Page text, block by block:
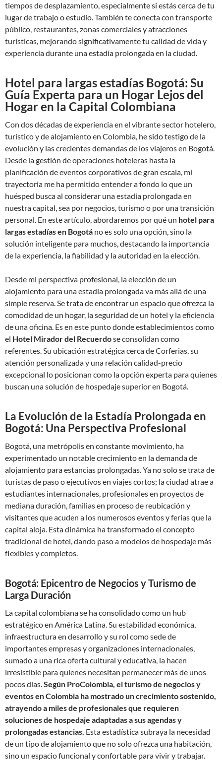
tiempos de desplazamiento, especialmente si estás cerca de tu
lugar de trabajo o estudio. También te conecta con transporte
público, restaurantes, zonas comerciales y atracciones
turísticas, mejorando significativamente tu calidad de vida y
experiencia durante una estadía prolongada en la ciudad.
Hotel para largas estadías Bogotá: Su
Guía Experta para un Hogar Lejos del
Hogar en la Capital Colombiana
Con dos décadas de experiencia en el vibrante sector hotelero,
turístico y de alojamiento en Colombia, he sido testigo de la
evolución y las crecientes demandas de los viajeros en Bogotá.
Desde la gestión de operaciones hoteleras hasta la
planificación de eventos corporativos de gran escala, mi
trayectoria me ha permitido entender a fondo lo que un
huésped busca al considerar una estadía prolongada en
nuestra capital, sea por negocios, turismo o por una transición
personal. En este artículo, abordaremos por qué un hotel para
largas estadías en Bogotá no es solo una opción, sino la
solución inteligente para muchos, destacando la importancia
de la experiencia, la fiabilidad y la autoridad en la elección.
Desde mi perspectiva profesional, la elección de un
alojamiento para una estadía prolongada va más allá de una
simple reserva. Se trata de encontrar un espacio que ofrezca la
comodidad de un hogar, la seguridad de un hotel y la eficiencia
de una oficina. Es en este punto donde establecimientos como
el Hotel Mirador del Recuerdose consolidan como
referentes. Su ubicación estratégica cerca de Corferias, su
atención personalizada y una relación calidad-precio
excepcional lo posicionan como la opción experta para quienes
buscan una solución de hospedaje superior en Bogotá.
La Evolución de la Estadía Prolongada en
Bogotá: Una Perspectiva Profesional
Bogotá, una metrópolis en constante movimiento, ha
experimentado un notable crecimiento en la demanda de
alojamiento para estancias prolongadas. Ya no solo se trata de
turistas de paso o ejecutivos en viajes cortos; la ciudad atrae a
estudiantes internacionales, profesionales en proyectos de
mediana duración, familias en proceso de reubicación y
visitantes que acuden a los numerosos eventos y ferias que la
capital aloja. Esta dinámica ha transformado el concepto
tradicional de hotel, dando paso a modelos de hospedaje más
flexibles y completos.
Bogotá: Epicentro de Negocios y Turismo de
Larga Duración
La capital colombiana se ha consolidado como un hub
estratégico en América Latina. Su estabilidad económica,
infraestructura en desarrollo y su rol como sede de
importantes empresas y organizaciones internacionales,
sumado a una rica oferta cultural y educativa, la hacen
irresistible para quienes necesitan permanecer más de unos
pocos días.Según ProColombia, el turismo de negocios y
eventos en Colombia ha mostrado un crecimiento sostenido,
atrayendo a miles de profesionales que requieren
soluciones de hospedaje adaptadas a sus agendas y
prolongadas estancias. Esta estadística subraya la necesidad
de un tipo de alojamiento que no solo ofrezca una habitación,
sino un espacio funcional y confortable para vivir y trabajar.